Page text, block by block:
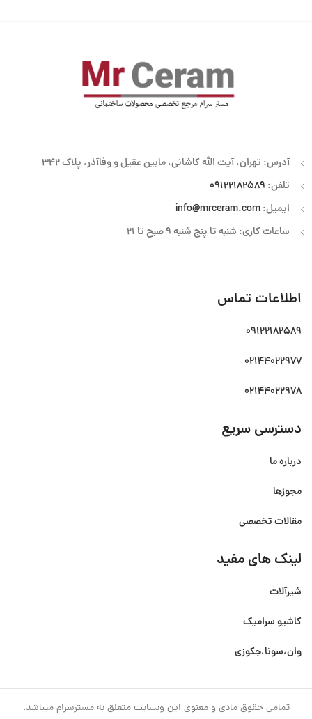
آدرس: تهران، آیت الله کاشانی، مابین عقیل و وفاآذر، پلاک 342
تلفن: 09122182589
ایمیل:info@mrceram.com
ساعات کاری: شنبه تا پنج شنبه 9 صبح تا 21
اطلاعات تماس
09122182589
02144022977
02144022978
دسترسی سریع
درباره ما
مجوزها
مقالات تخصصی
لینک های مفید
شیرآلات
کاشیو سرامیک
وان،سونا،جکوزی
تمامی حقوق مادی و معنوی این وبسایت متعلق به مسترسرام میباشد.